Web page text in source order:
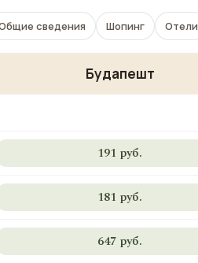
сведения Шопинг Отели
Будапешт
191 руб.
181 руб.
647 руб.